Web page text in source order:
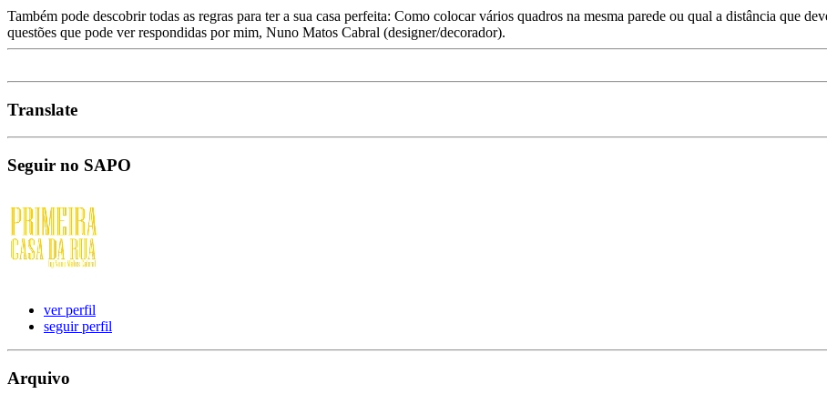
Também pode descobrir todas as regras para ter a sua casa perfeita: Como colocar vários quadros na mesma parede ou qual a distância que
questões que pode ver respondidas por mim, Nuno Matos Cabral (designer/decorador).
Translate
Seguir no SAPO
ver perfil
seguir perfil
Arquivo